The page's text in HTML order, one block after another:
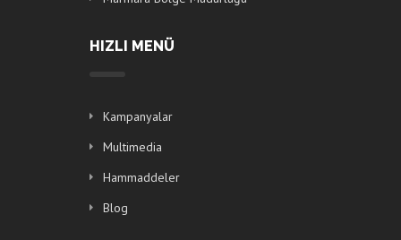
HIZLI MENÜ
Kampanyalar
Multimedia
Hammaddeler
Blog